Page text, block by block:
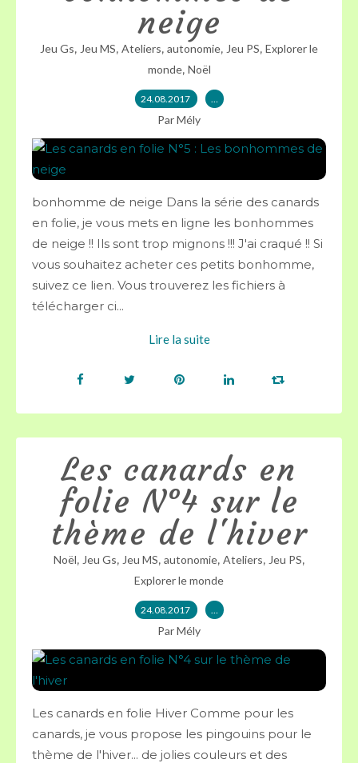
neige
Jeu Gs, Jeu MS, Ateliers, autonomie, Jeu PS, Explorer le
monde, Noël
24.08.2017 …
Par Mély
bonhomme de neige Dans la série des canards
en folie, je vous mets en ligne les bonhommes
de neige !! Ils sont trop mignons !!! J'ai craqué !! Si
vous souhaitez acheter ces petits bonhomme,
suivez ce lien. Vous trouverez les fichiers à
télécharger ci...
Lire la suite
Les canards en
folie N°4 sur le
thème de l'hiver
Noël, Jeu Gs, Jeu MS, autonomie, Ateliers, Jeu PS,
Explorer le monde
24.08.2017 …
Par Mély
Les canards en folie Hiver Comme pour les
canards, je vous propose les pingouins pour le
thème de l'hiver... de jolies couleurs et des